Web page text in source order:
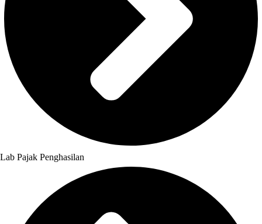
Lab Pajak Penghasilan